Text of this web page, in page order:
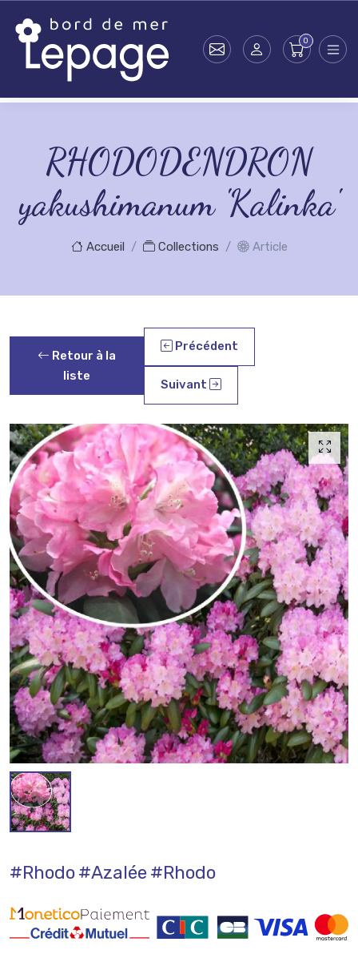
RHODODENDRON
yakushimanum 'Kalinka'
Accueil Collections Article
Retour à la
liste
Précédent
Suivant
#Rhodo#Azalée#Rhodo